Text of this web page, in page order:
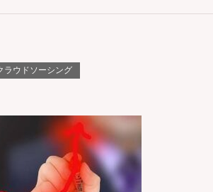
ラウドソーシング